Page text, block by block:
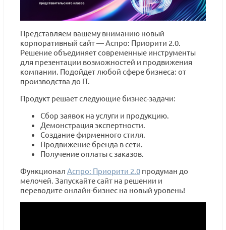
Представляем вашему вниманию новый
корпоративный сайт — Аспро: Приорити 2.0.
Решение объединяет современные инструменты
для презентации возможностей и продвижения
компании. Подойдет любой сфере бизнеса: от
производства до IT.
Продукт решает следующие бизнес-задачи:
Сбор заявок на услуги и продукцию.
Демонстрация экспертности.
Создание фирменного стиля.
Продвижение бренда в сети.
Получение оплаты с заказов.
Функционал Аспро: Приорити 2.0 продуман до
мелочей. Запускайте сайт на решении и
переводите онлайн-бизнес на новый уровень!